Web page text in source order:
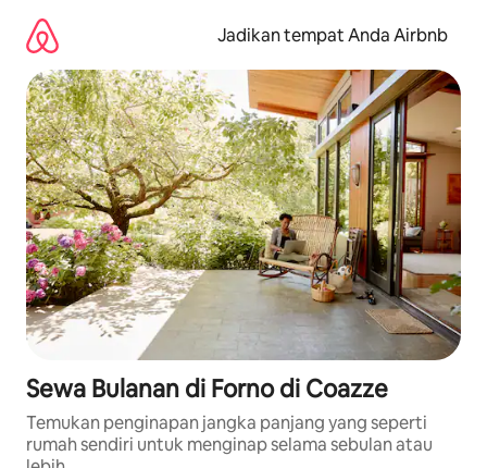
langsung
lihat
konten
Jadikan tempat Anda Airbnb
Sewa Bulanan di Forno di Coazze
Temukan penginapan jangka panjang yang seperti
rumah sendiri untuk menginap selama sebulan atau